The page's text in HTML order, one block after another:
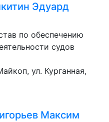
Эдуард
по обеспечению
судов
ул. Курганная,
Максим